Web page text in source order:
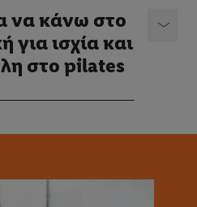
να κάνω στο
για ισχία και
στο pilates